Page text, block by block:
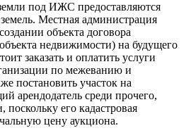
под ИЖС предоставляются
Местная администрация
объекта договора
недвижимости) на будущего
заказать и оплатить услуги
по межеванию и
постановить участок на
арендодатель среди прочего,
поскольку его кадастровая
цену аукциона.